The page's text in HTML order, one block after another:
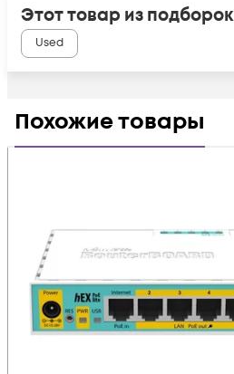
Этот товар из подборок
Used
Похожие товары